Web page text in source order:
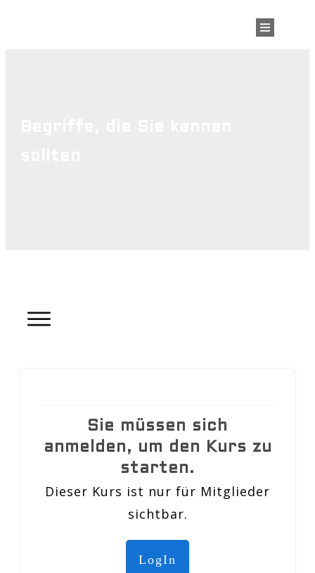
Sie müssen sich
anmelden, um den Kurs zu
starten.
Dieser Kurs ist nur für Mitglieder
sichtbar.
LogIn